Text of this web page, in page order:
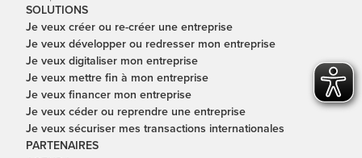
SOLUTIONS
Je veux créer ou re-créer une entreprise
Je veux développer ou redresser mon entreprise
Je veux digitaliser mon entreprise
Je veux mettre fin à mon entreprise
Je veux financer mon entreprise
Je veux céder ou reprendre une entreprise
Je veux sécuriser mes transactions internationales
PARTENAIRES